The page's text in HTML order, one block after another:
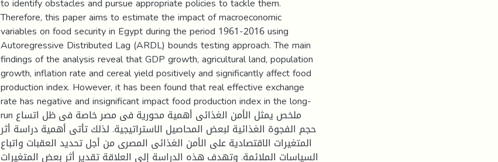
Therefore, this paper aims to estimate the impact of macroeconomic
variables on food security in Egypt during the period 1961-2016 using
Autoregressive Distributed Lag (ARDL) bounds testing approach. The main
findings of the analysis reveal that GDP growth, agricultural land, population
growth, inflation rate and cereal yield positively and significantly affect food
production index. However, it has been found that real effective exchange
rate has negative and insignificant impact food production index in the long-
run ملخص يمثل الأمن الغذائى أهمية محورية فى مصر خاصة فى ظل اتساع
حجم الفجوة الغذائية لبعض المحاصيل الاستراتيجية. لذلك تأتى أهمية دراسة أثر
المتغيرات الاقتصادية على الأمن الغذائى المصرى من أجل تحديد العقبات واتباع
السياسات الملائمة. وتهدف هذه الدراسة إلى العلاقة تقدير أثر بعض المتغيرات